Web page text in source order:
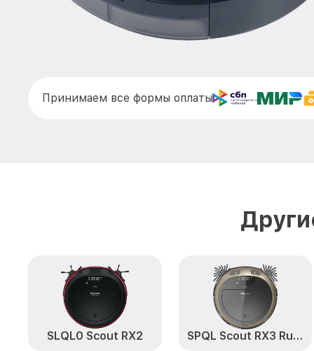
Принимаем все формы оплаты
SLQL0 Scout RX2 SPQL Scout RX3 Runner